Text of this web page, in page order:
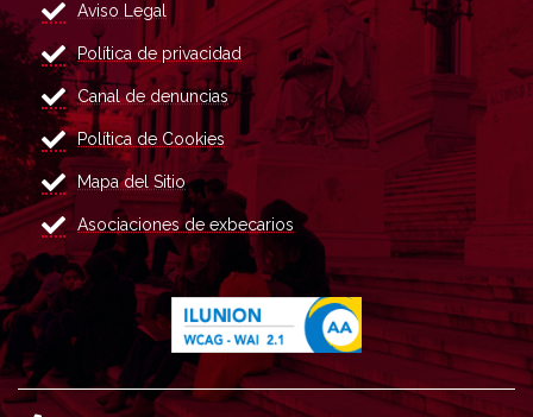
Aviso Legal
Política de privacidad
Canal de denuncias
Política de Cookies
Mapa del Sitio
Asociaciones de exbecarios